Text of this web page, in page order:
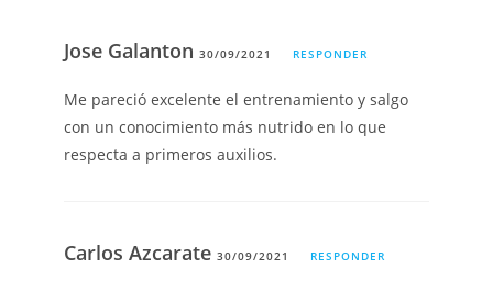
Jose Galanton30/09/2021 RESPONDER
Me pareció excelente el entrenamiento y salgo
con un conocimiento más nutrido en lo que
respecta a primeros auxilios.
Carlos Azcarate30/09/2021 RESPONDER